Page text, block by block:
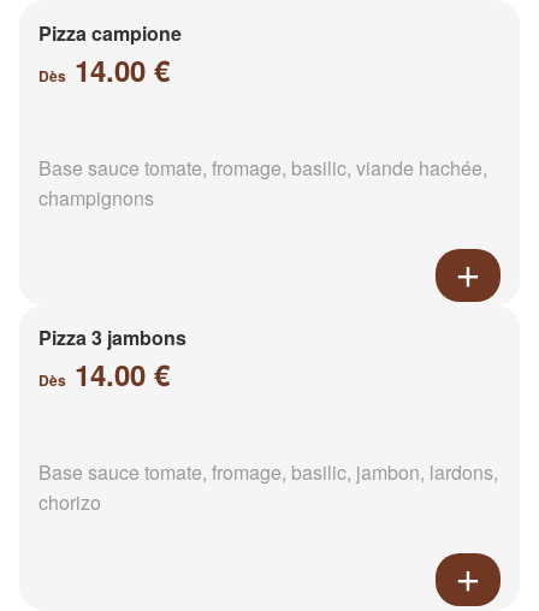
Pizza campione
Dès 14.00 €
Base sauce tomate, fromage, basilic, viande hachée,
champignons
Pizza 3 jambons
Dès 14.00 €
Base sauce tomate, fromage, basilic, jambon, lardons,
chorizo